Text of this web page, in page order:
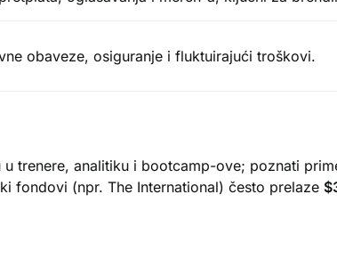
obaveze, osiguranje i fluktuirajući troškovi.
trenere, analitiku i bootcamp-ove; poznati
fondovi (npr. The International) često prelaze